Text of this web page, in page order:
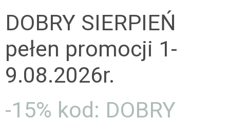
DOBRY SIERPIEŃ
pełen promocji 1-
9.08.2026r.
-15% kod: DOBRY